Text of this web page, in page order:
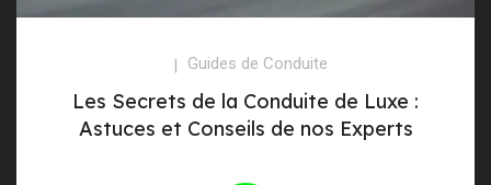
Guides de Conduite
Les Secrets de la Conduite de Luxe :
Astuces et Conseils de nos Experts